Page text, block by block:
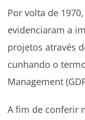
Por volta de
evidenciaram a
projetos através
cunhando o
Management
A fim de conferir